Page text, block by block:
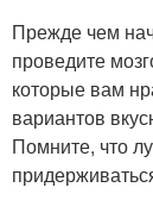
Прежде чем
проведите
которые вам
вариантов
Помните, что